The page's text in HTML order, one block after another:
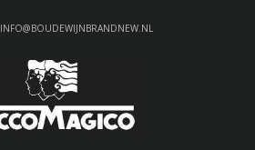
INFO@BOUDEWIJNBRANDNEW.NL